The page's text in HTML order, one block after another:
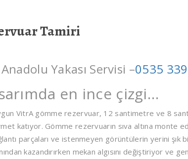
Tamiri
Yakası Servisi –0535
en ince çizgi…
VitrA gömme rezervuar, 12 santimetre ve 8
katıyor. Gömme rezervuarın sıva altına monte
parçaları ve istenmeyen görüntülerin yerini şık
kazandırırken mekan algısını değiştiriyor ve